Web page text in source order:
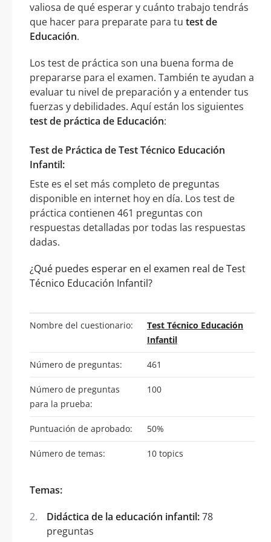
valiosa de qué esperar y cuánto trabajo tendrás
que hacer para preparate para tu test de
Educación.
Los test de práctica son una buena forma de
prepararse para el examen. También te ayudan a
evaluar tu nivel de preparación y a entender tus
fuerzas y debilidades. Aquí están los siguientes
test de práctica de Educación:
Test de Práctica de Test Técnico Educación
Infantil:
Este es el set más completo de preguntas
disponible en internet hoy en día. Los test de
práctica contienen 461 preguntas con
respuestas detalladas por todas las respuestas
dadas.
¿Qué puedes esperar en el examen real de Test
Técnico Educación Infantil?
Nombre del cuestionario:
Test Técnico Educación
Infantil
Número de preguntas: 461
Número de preguntas
para la prueba:
100
Puntuación de aprobado: 50%
Número de temas: 10 topics
Temas:
Didáctica de la educación infantil:78
preguntas